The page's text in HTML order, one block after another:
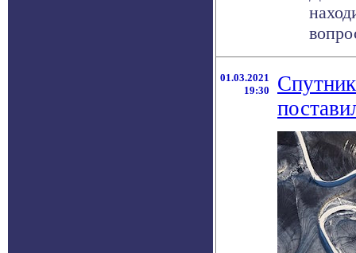
01.03.2021
19:30